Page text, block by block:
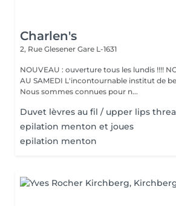
Charlen's
2, Rue Glesener Gare L-1631
NOUVEAU : ouverture tous les lundis !!!!
AU SAMEDI L'incontournable institut de beauté à Luxembourg.
Nous sommes connues pour n...
Duvet lèvres au fil / upper lips
epilation menton et joues
epilation menton